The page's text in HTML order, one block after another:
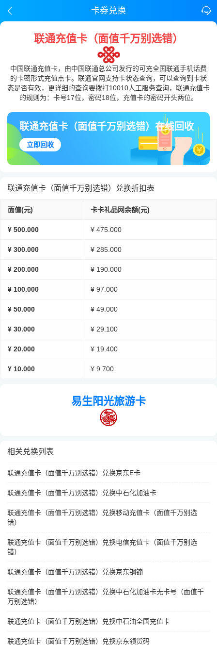
卡券兑换
联通充值卡（面值千万别选错）
中国联通充值卡，由中国联通总公司发行的可充全国联通手机话费
的卡密形式充值点卡。联通官网支持卡状态查询，可以查询到卡状
态是否有效，更详细的查询要拨打10010人工服务查询，联通充值卡
的规则为：卡号17位，密码18位，充值卡的密码开头两位。
联通充值卡（面值千万别选错）在线回收
立即回收
联通充值卡（面值千万别选错）兑换折扣表
面值(元) 卡卡礼品网余额(元)
¥ 500.000 ¥ 475.000
¥ 300.000 ¥ 285.000
¥ 200.000 ¥ 190.000
¥ 100.000 ¥ 97.000
¥ 50.000 ¥ 49.000
¥ 30.000 ¥ 29.100
¥ 20.000 ¥ 19.400
¥ 10.000 ¥ 9.700
易生阳光旅游卡
相关兑换列表
联通充值卡（面值千万别选错）兑换京东E卡
联通充值卡（面值千万别选错）兑换中石化加油卡
联通充值卡（面值千万别选错）兑换移动充值卡（面值千万别选
错）
联通充值卡（面值千万别选错）兑换电信充值卡（面值千万别选
错）
联通充值卡（面值千万别选错）兑换京东钢镚
联通充值卡（面值千万别选错）兑换中石化加油卡无卡号（面值千
万别选错）
联通充值卡（面值千万别选错）兑换中石油全国充值卡
联通充值卡（面值千万别选错）兑换京东领货码